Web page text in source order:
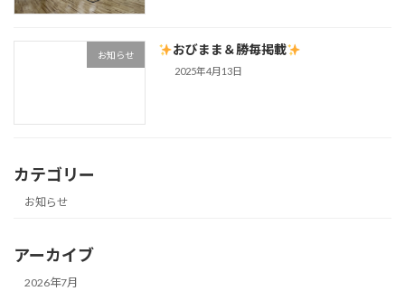
お知らせ おびまま＆勝毎掲載
2025年4月13日
カテゴリー
お知らせ
アーカイブ
2026年7月